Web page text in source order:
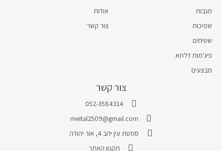
צור קשר
052-3584314
meital2509@gmail.com
סמטת עין יהב 4, אור יהודה
תקנון האתר
אודות
צור קשר
מגבות
שמיכות
שטיחים
פיג'מות דלתא
מבצעים